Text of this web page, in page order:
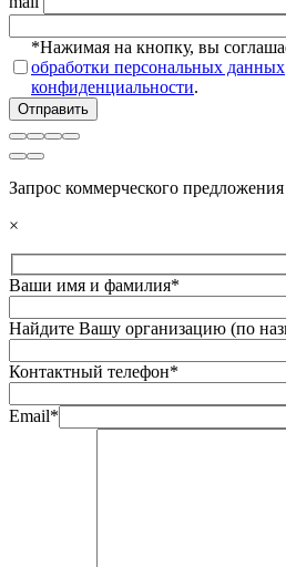
*Нажимая на кнопку, вы
обработки персональных данных
конфиденциальности.
Запрос коммерческого предложения
×
Ваши имя и фамилия*
Найдите Вашу организацию (по
Контактный телефон*
Email*